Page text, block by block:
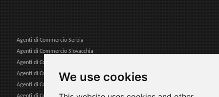
We use cookies
Agenti di Commercio Serbia
Agenti di Commercio Slovacchia
Agenti di Commercio Slovenia
Agenti di Commercio Spagna
Agenti di Commercio Svezia